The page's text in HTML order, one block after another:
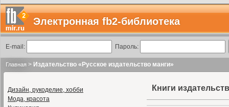
Электронная fb2-библиотека
E-mail: Пароль:
Главная > Издательство «Русское издательство манги»
Дизайн, рукоделие, хобби
Мода, красота
Книги